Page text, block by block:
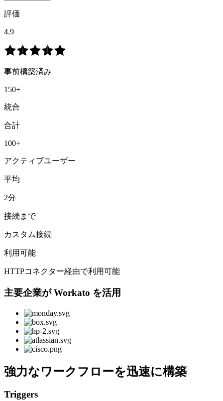
評価
4.9
事前構築済み
150+
統合
合計
100+
アクティブユーザー
平均
2分
接続まで
カスタム接続
利用可能
HTTPコネクター経由で利用可能
主要企業が Workato を活用
強力なワークフローを迅速に構築
Triggers